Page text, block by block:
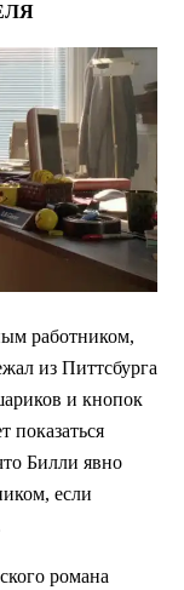
работником,
из Питтсбурга
и кнопок
показаться
Билли явно
если
романа